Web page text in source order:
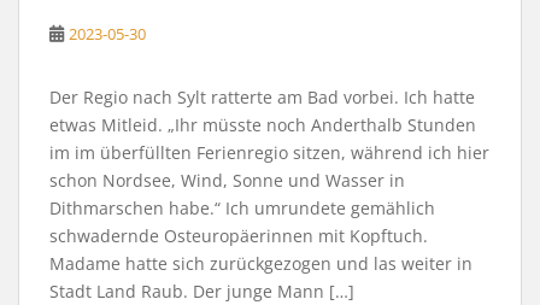
2023-05-30
Der Regio nach Sylt ratterte am Bad vorbei. Ich hatte
etwas Mitleid. „Ihr müsste noch Anderthalb Stunden
im im überfüllten Ferienregio sitzen, während ich hier
schon Nordsee, Wind, Sonne und Wasser in
Dithmarschen habe.“ Ich umrundete gemählich
schwadernde Osteuropäerinnen mit Kopftuch.
Madame hatte sich zurückgezogen und las weiter in
Stadt Land Raub. Der junge Mann […]